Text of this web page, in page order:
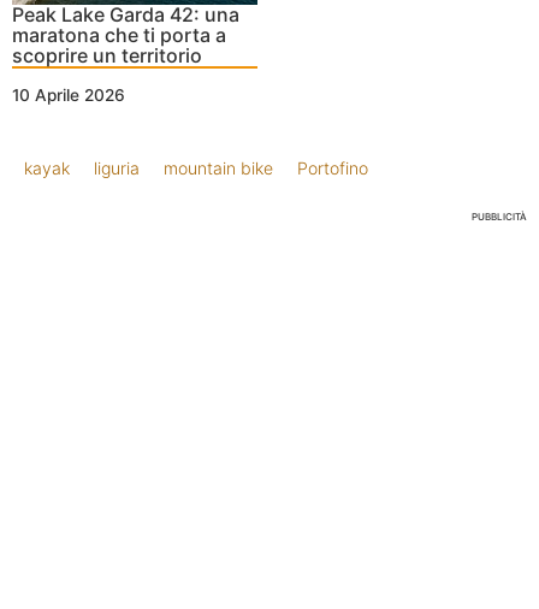
Peak Lake Garda 42: una
maratona che ti porta a
scoprire un territorio
10 Aprile 2026
kayak liguria mountain bike Portofino
PUBBLICITÀ